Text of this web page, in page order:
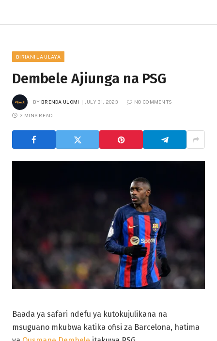
BIRIANI LA ULAYA
Dembele Ajiunga na PSG
BY BRENDA ULOMI JULY 31, 2023 NO COMMENTS
2 MINS READ
Baada ya safari ndefu ya kutokujulikana na
msuguano mkubwa katika ofisi za Barcelona, hatima